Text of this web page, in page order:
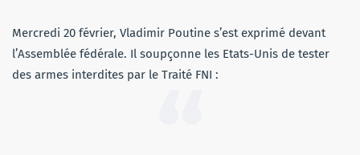
Mercredi 20 février, Vladimir Poutine s’est exprimé devant
l’Assemblée fédérale. Il soupçonne les Etats-Unis de tester
des armes interdites par le Traité FNI :